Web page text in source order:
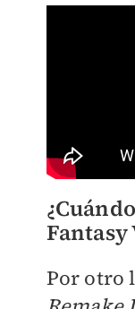
Fantasy
Por otro